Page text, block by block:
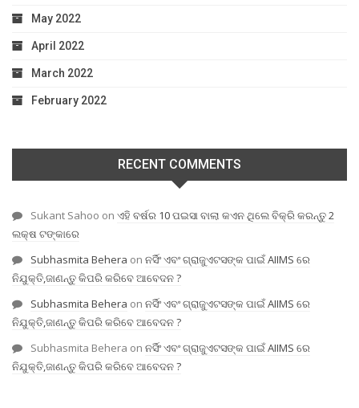
May 2022
April 2022
March 2022
February 2022
RECENT COMMENTS
Sukant Sahoo on ଏହି ବର୍ଷର 10 ପଇସା ବାଲା କଏନ ଥିଲେ ବିକ୍ରି କରନ୍ତୁ 2
ଲକ୍ଷ ଟଙ୍କାରେ
Subhasmita Behera on ନର୍ସିଂ ଏବଂ ଗ୍ରାଜୁଏଟସଙ୍କ ପାଇଁ AIIMS ରେ
ନିଯୁକ୍ତି,ଜାଣନ୍ତୁ କିପରି କରିବେ ଆବେଦନ ?
Subhasmita Behera on ନର୍ସିଂ ଏବଂ ଗ୍ରାଜୁଏଟସଙ୍କ ପାଇଁ AIIMS ରେ
ନିଯୁକ୍ତି,ଜାଣନ୍ତୁ କିପରି କରିବେ ଆବେଦନ ?
Subhasmita Behera on ନର୍ସିଂ ଏବଂ ଗ୍ରାଜୁଏଟସଙ୍କ ପାଇଁ AIIMS ରେ
ନିଯୁକ୍ତି,ଜାଣନ୍ତୁ କିପରି କରିବେ ଆବେଦନ ?